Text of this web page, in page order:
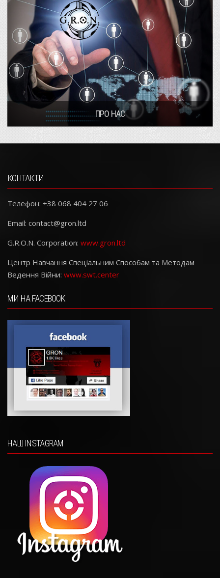
ПРО НАС
КОНТАКТИ
Телефон: +38 068 404 27 06
Email: contact@gron.ltd
G.R.O.N. Corporation: www.gron.ltd
Центр Навчання Спеціальним Способам та Методам
Ведення Війни: www.swt.center
МИ НА FACEBOOK
НАШ INSTAGRAM